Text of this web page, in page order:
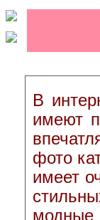
В
имеют
фото
имеет